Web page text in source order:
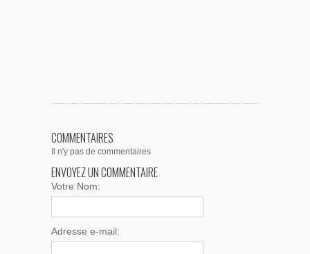
COMMENTAIRES
Il n'y pas de commentaires
ENVOYEZ UN COMMENTAIRE
Votre Nom:
Adresse e-mail: